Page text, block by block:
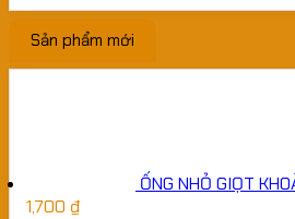
Sản phẩm mới
ỐNG NHỎ GIỌT
1,700 ₫